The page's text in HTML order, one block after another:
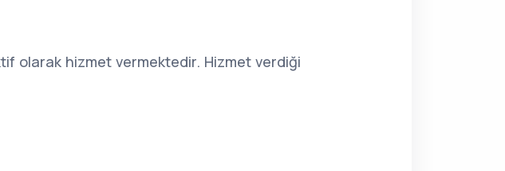
olarak hizmet vermektedir. Hizmet verdiği